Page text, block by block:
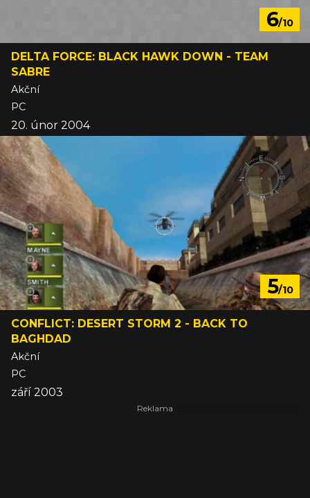
6/10
DELTA FORCE: BLACK HAWK DOWN - TEAM
SABRE
Akční
PC
20. únor 2004
5/10
CONFLICT: DESERT STORM 2 - BACK TO
BAGHDAD
Akční
PC
září 2003